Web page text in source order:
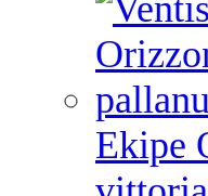
Ekipe